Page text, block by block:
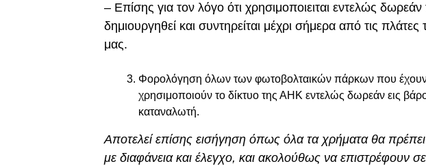
– Επίσης για τον λόγο ότι χρησιμοποιειται εντελώς
δημιουργηθεί και συντηρείται μέχρι σήμερα από τις
μας.
Φορολόγηση όλων των φωτοβολταικών πάρκων που έχουν
χρησιμοποιούν το δίκτυο της ΑΗΚ εντελώς δωρεάν εις
καταναλωτή.
Αποτελεί επίσης εισήγηση όπως όλα τα χρήματα θα
με διαφάνεια και έλεγχο, και ακολούθως να επιστρέφουν